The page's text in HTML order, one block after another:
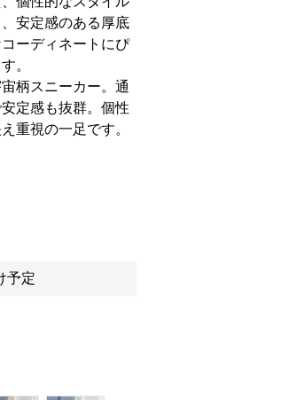
安定感のある厚底
ーディネートにぴ
。
柄スニーカー。通
定感も抜群。個性
重視の一足です。
予定